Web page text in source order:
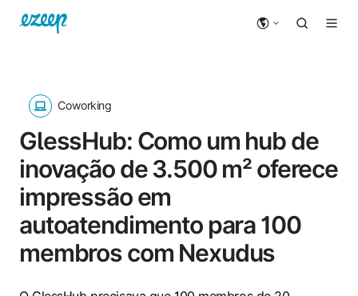
Coworking
GlessHub: Como um hub de
inovação de 3.500 m² oferece
impressão em
autoatendimento para 100
membros com Nexudus